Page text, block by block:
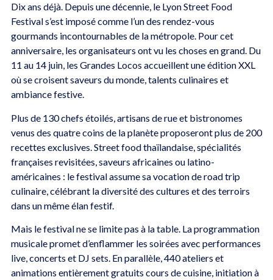
Dix ans déjà. Depuis une décennie, le Lyon Street Food
Festival s’est imposé comme l’un des rendez-vous
gourmands incontournables de la métropole. Pour cet
anniversaire, les organisateurs ont vu les choses en grand. Du
11 au 14 juin, les Grandes Locos accueillent une édition XXL
où se croisent saveurs du monde, talents culinaires et
ambiance festive.
Plus de 130 chefs étoilés, artisans de rue et bistronomes
venus des quatre coins de la planète proposeront plus de 200
recettes exclusives. Street food thaïlandaise, spécialités
françaises revisitées, saveurs africaines ou latino-
américaines : le festival assume sa vocation de road trip
culinaire, célébrant la diversité des cultures et des terroirs
dans un même élan festif.
Mais le festival ne se limite pas à la table. La programmation
musicale promet d’enflammer les soirées avec performances
live, concerts et DJ sets. En parallèle, 440 ateliers et
animations entièrement gratuits cours de cuisine, initiation à